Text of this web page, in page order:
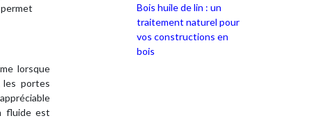
lorsque
les portes
fluide est
Bois huile de lin : un
traitement naturel pour
vos constructions en
bois